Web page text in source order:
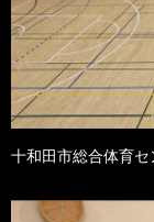
十和田市総合体育セ